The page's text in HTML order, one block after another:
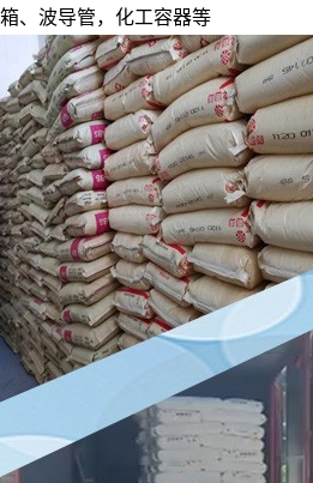
家用电器、文具、化妆品容器、室
箱、波导管，化工容器等